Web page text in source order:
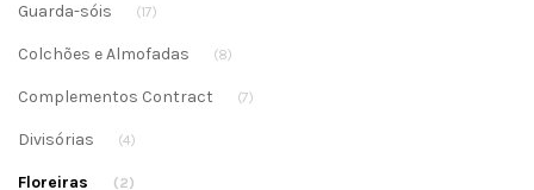
Guarda-sóis (17)
Colchões e Almofadas (8)
Complementos Contract (7)
Divisórias (4)
Floreiras (2)